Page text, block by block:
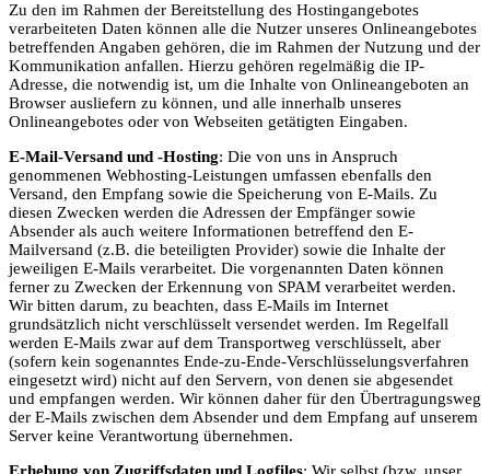
Zu den im Rahmen der Bereitstellung des Hostingangebotes
verarbeiteten Daten können alle die Nutzer unseres Onlineangebotes
betreffenden Angaben gehören, die im Rahmen der Nutzung und der
Kommunikation anfallen. Hierzu gehören regelmäßig die IP-
Adresse, die notwendig ist, um die Inhalte von Onlineangeboten an
Browser ausliefern zu können, und alle innerhalb unseres
Onlineangebotes oder von Webseiten getätigten Eingaben.
E-Mail-Versand und -Hosting: Die von uns in Anspruch
genommenen Webhosting-Leistungen umfassen ebenfalls den
Versand, den Empfang sowie die Speicherung von E-Mails. Zu
diesen Zwecken werden die Adressen der Empfänger sowie
Absender als auch weitere Informationen betreffend den E-
Mailversand (z.B. die beteiligten Provider) sowie die Inhalte der
jeweiligen E-Mails verarbeitet. Die vorgenannten Daten können
ferner zu Zwecken der Erkennung von SPAM verarbeitet werden.
Wir bitten darum, zu beachten, dass E-Mails im Internet
grundsätzlich nicht verschlüsselt versendet werden. Im Regelfall
werden E-Mails zwar auf dem Transportweg verschlüsselt, aber
(sofern kein sogenanntes Ende-zu-Ende-Verschlüsselungsverfahren
eingesetzt wird) nicht auf den Servern, von denen sie abgesendet
und empfangen werden. Wir können daher für den Übertragungsweg
der E-Mails zwischen dem Absender und dem Empfang auf unserem
Server keine Verantwortung übernehmen.